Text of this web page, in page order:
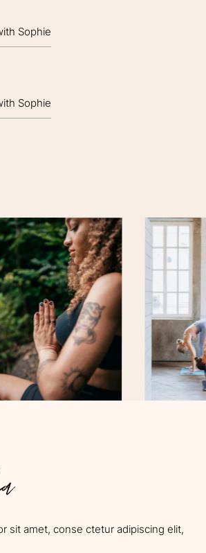
Sophie
Sophie
sit amet, conse ctetur adipiscing elit,